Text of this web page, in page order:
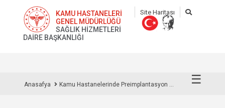
KAMU HASTANELERİ
GENEL MÜDÜRLÜĞÜ
SAĞLIK HİZMETLERİ
DAİRE BAŞKANLIĞI
Site Haritası
☰
Anasafya Kamu Hastanelerinde Preimplantasyon ...